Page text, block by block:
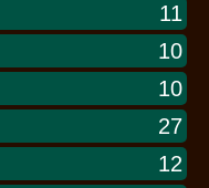
11
10
10
27
12